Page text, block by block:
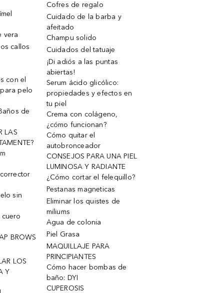
vera
callos
con el
pelo
de
LAS
sin
cuero
BROWS
LOS
Y
Cofres de regalo
Cuidado de la barba y
afeitado
Champu solido
Cuidados del tatuaje
¡Di adiós a las puntas
abiertas!
Serum ácido glicólico:
propiedades y efectos en
tu piel
Crema con colágeno,
¿cómo funcionan?
Cómo quitar el
autobronceador
CONSEJOS PARA UNA PIEL
LUMINOSA Y RADIANTE
¿Cómo cortar el felequillo?
Pestanas magneticas
Eliminar los quistes de
miliums
Agua de colonia
Piel Grasa
MAQUILLAJE PARA
PRINCIPIANTES
Cómo hacer bombas de
baño: DYI
CUPEROSIS